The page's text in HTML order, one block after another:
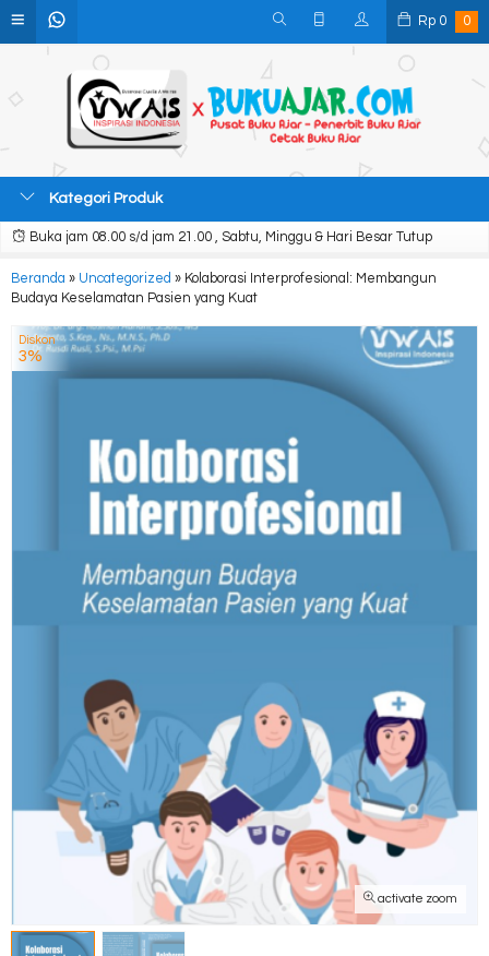
Rp 0 0
Kategori Produk
Buka jam 08.00 s/d jam 21.00 , Sabtu, Minggu & Hari Besar Tutup
Beranda » Uncategorized » Kolaborasi Interprofesional: Membangun
Budaya Keselamatan Pasien yang Kuat
activate zoom
Diskon
3%